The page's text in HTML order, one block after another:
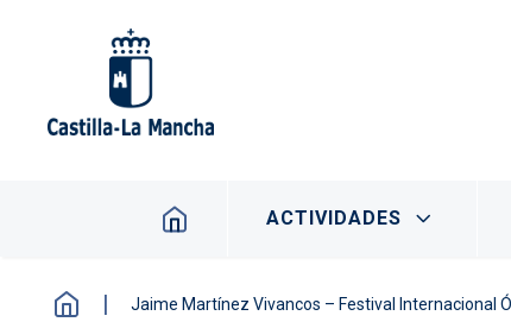
Navegación principal
ACTIVIDADES
Jaime Martínez Vivancos – Festival Internacional